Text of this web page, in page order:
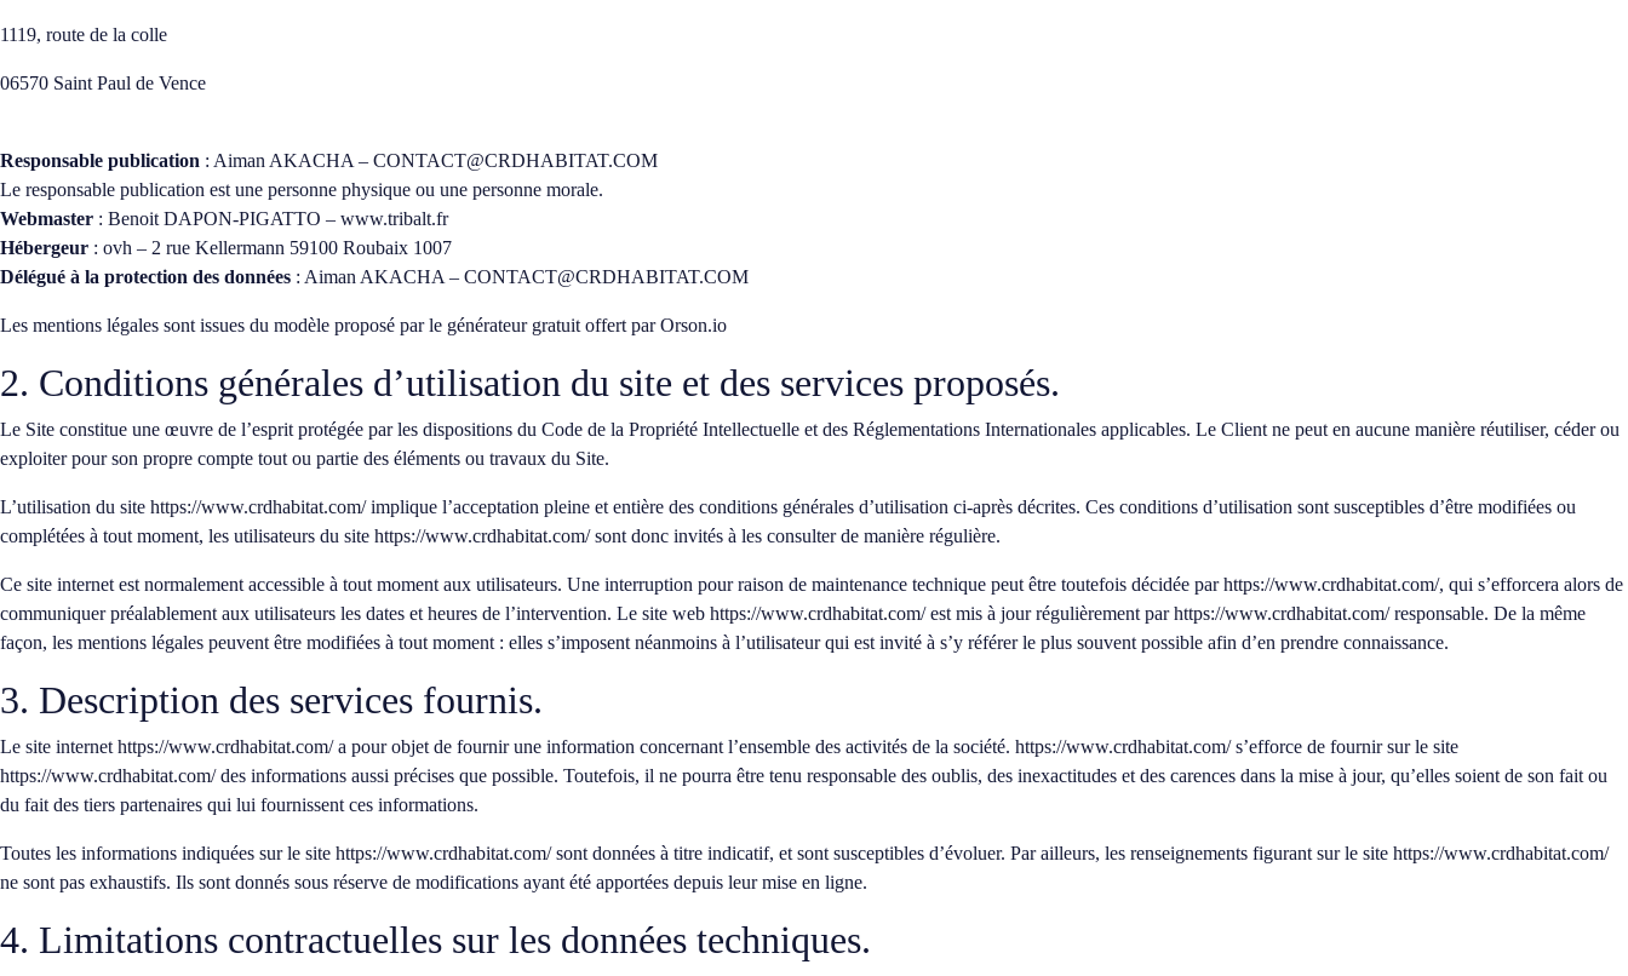
1119, route de la colle
06570 Saint Paul de Vence
Responsable publication : Aiman AKACHA – CONTACT@CRDHABITAT.COM
Le responsable publication est une personne physique ou une personne morale.
Webmaster : Benoit DAPON-PIGATTO – www.tribalt.fr
Hébergeur : ovh – 2 rue Kellermann 59100 Roubaix 1007
Délégué à la protection des données : Aiman AKACHA – CONTACT@CRDHABITAT.COM
Les mentions légales sont issues du modèle proposé par le générateur gratuit offert par Orson.io
2. Conditions générales d’utilisation du site et des services proposés.
Le Site constitue une œuvre de l’esprit protégée par les dispositions du Code de la Propriété Intellectuelle et des Réglementations Internationales applicables. Le Client ne peut en aucune manière réutiliser, céder ou
exploiter pour son propre compte tout ou partie des éléments ou travaux du Site.
L’utilisation du site https://www.crdhabitat.com/implique l’acceptation pleine et entière des conditions générales d’utilisation ci-après décrites. Ces conditions d’utilisation sont susceptibles d’être modifiées ou
complétées à tout moment, les utilisateurs du site https://www.crdhabitat.com/sont donc invités à les consulter de manière régulière.
Ce site internet est normalement accessible à tout moment aux utilisateurs. Une interruption pour raison de maintenance technique peut être toutefois décidée parhttps://www.crdhabitat.com/, qui s’efforcera alors de
communiquer préalablement aux utilisateurs les dates et heures de l’intervention. Le site web https://www.crdhabitat.com/est mis à jour régulièrement parhttps://www.crdhabitat.com/responsable. De la même
façon, les mentions légales peuvent être modifiées à tout moment : elles s’imposent néanmoins à l’utilisateur qui est invité à s’y référer le plus souvent possible afin d’en prendre connaissance.
3. Description des services fournis.
Le site internet https://www.crdhabitat.com/a pour objet de fournir une information concernant l’ensemble des activités de la société. https://www.crdhabitat.com/s’efforce de fournir sur le site
https://www.crdhabitat.com/des informations aussi précises que possible. Toutefois, il ne pourra être tenu responsable des oublis, des inexactitudes et des carences dans la mise à jour, qu’elles soient de son fait ou
du fait des tiers partenaires qui lui fournissent ces informations.
Toutes les informations indiquées sur le site https://www.crdhabitat.com/sont données à titre indicatif, et sont susceptibles d’évoluer. Par ailleurs, les renseignements figurant sur le site https://www.crdhabitat.com/
ne sont pas exhaustifs. Ils sont donnés sous réserve de modifications ayant été apportées depuis leur mise en ligne.
4. Limitations contractuelles sur les données techniques.